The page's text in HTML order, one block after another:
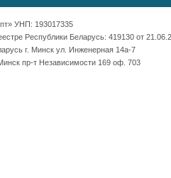
УНП: 193017335
Республики Беларусь: 419130 от
г. Минск ул. Инженерная 14а-7
пр-т Независимости 169 оф. 703